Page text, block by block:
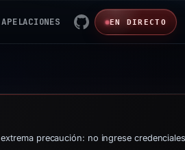
APELACIONES EN DIRECTO
precaución: no ingrese